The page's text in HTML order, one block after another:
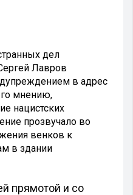
дел
Лавров
в адрес
мнению,
нацистских
прозвучало во
венков к
в здании
прямотой и со